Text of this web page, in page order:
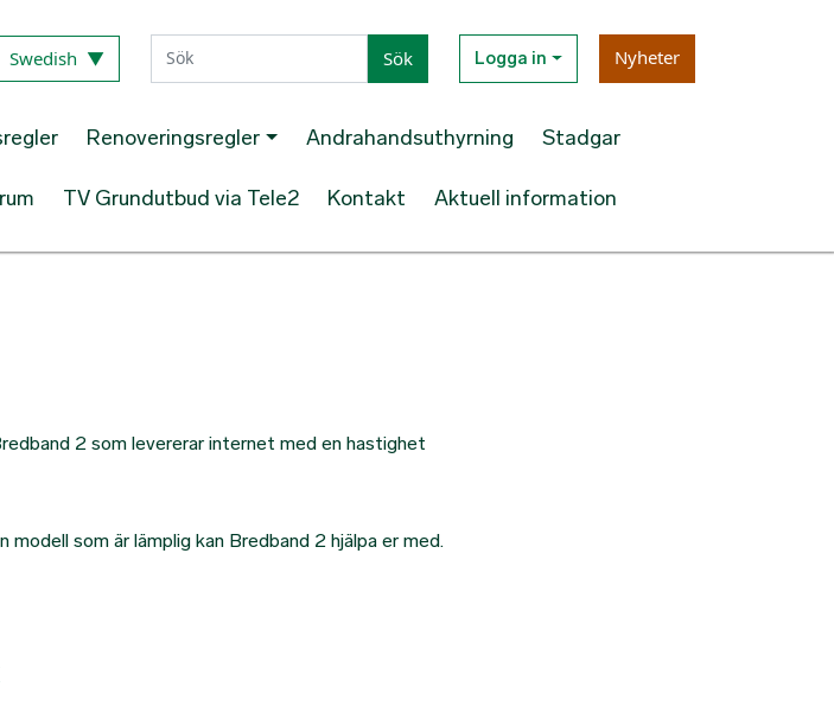
Swedish ▼ Sök Logga in Nyheter
Renoveringsregler Andrahandsuthyrning Stadgar
TV Grundutbud via Tele2 Kontakt Aktuell information
2 som levererar internet med en hastighet
som är lämplig kan Bredband 2 hjälpa er med.